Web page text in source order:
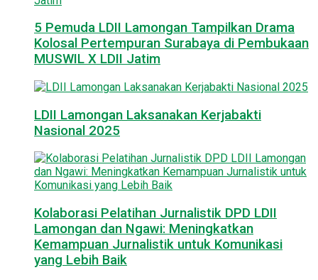
5 Pemuda LDII Lamongan Tampilkan Drama
Kolosal Pertempuran Surabaya di Pembukaan
MUSWIL X LDII Jatim
LDII Lamongan Laksanakan Kerjabakti
Nasional 2025
Kolaborasi Pelatihan Jurnalistik DPD LDII
Lamongan dan Ngawi: Meningkatkan
Kemampuan Jurnalistik untuk Komunikasi
yang Lebih Baik